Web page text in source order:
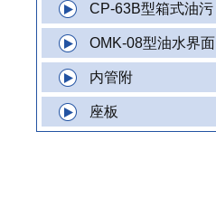
CP-63B型箱式油污
OMK-08型油水界面
内管附
座板